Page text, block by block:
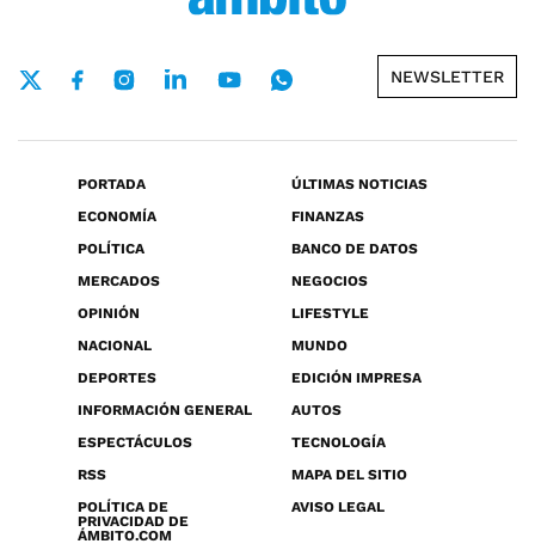
NEWSLETTER
PORTADA
ÚLTIMAS NOTICIAS
ECONOMÍA
FINANZAS
POLÍTICA
BANCO DE DATOS
MERCADOS
NEGOCIOS
OPINIÓN
LIFESTYLE
NACIONAL
MUNDO
DEPORTES
EDICIÓN IMPRESA
INFORMACIÓN GENERAL
AUTOS
ESPECTÁCULOS
TECNOLOGÍA
RSS
MAPA DEL SITIO
POLÍTICA DE
PRIVACIDAD DE
ÁMBITO.COM
AVISO LEGAL